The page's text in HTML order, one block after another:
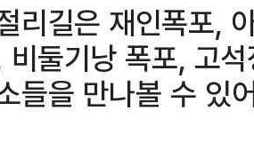
리길은 재인폭포,
둘기낭 폭포, 고
들을 만나볼 수 있